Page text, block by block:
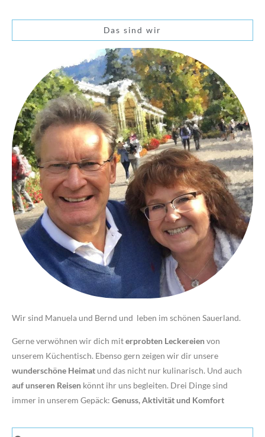
Das sind wir
Wir sind Manuela und Bernd und leben im schönen Sauerland.
Gerne verwöhnen wir dich miterprobten Leckereienvon
unserem Küchentisch. Ebenso gern zeigen wir dir unsere
wunderschöne Heimat und das nicht nur kulinarisch. Und auch
auf unseren Reisen könnt ihr uns begleiten. Drei Dinge sind
immer in unserem Gepäck: Genuss, Aktivität und Komfort